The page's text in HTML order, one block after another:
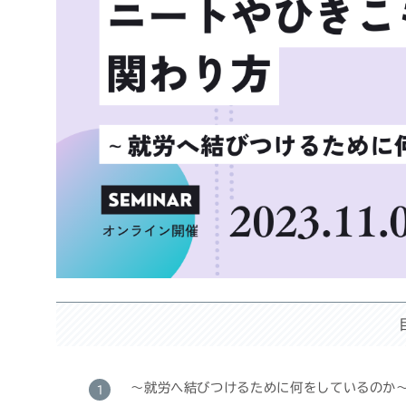
～就労へ結びつけるために何をしているのか